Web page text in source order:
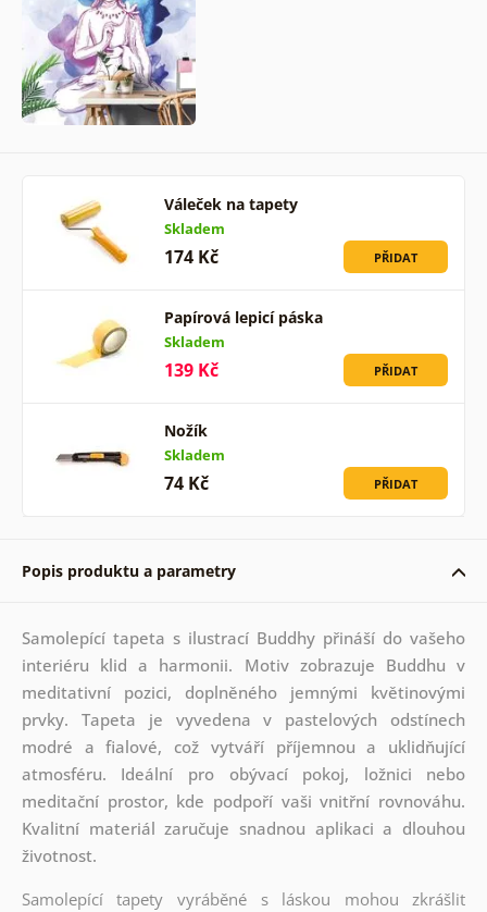
Váleček na tapety
Skladem
174 Kč PŘIDAT
Papírová lepicí páska
Skladem
139 Kč PŘIDAT
Nožík
Skladem
74 Kč PŘIDAT
Popis produktu a parametry
Samolepící tapeta s ilustrací Buddhy přináší do vašeho
interiéru klid a harmonii. Motiv zobrazuje Buddhu v
meditativní pozici, doplněného jemnými květinovými
prvky. Tapeta je vyvedena v pastelových odstínech
modré a fialové, což vytváří příjemnou a uklidňující
atmosféru. Ideální pro obývací pokoj, ložnici nebo
meditační prostor, kde podpoří vaši vnitřní rovnováhu.
Kvalitní materiál zaručuje snadnou aplikaci a dlouhou
životnost.
Samolepící tapety vyráběné s láskou mohou zkrášlit